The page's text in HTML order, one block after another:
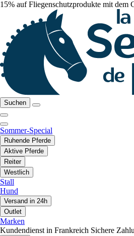
15% auf Fliegenschutzprodukte mit dem
Suchen
Sommer-Special
Ruhende Pferde
Aktive Pferde
Reiter
Westlich
Stall
Hund
Versand in 24h
Outlet
Marken
Kundendienst in Frankreich Sichere